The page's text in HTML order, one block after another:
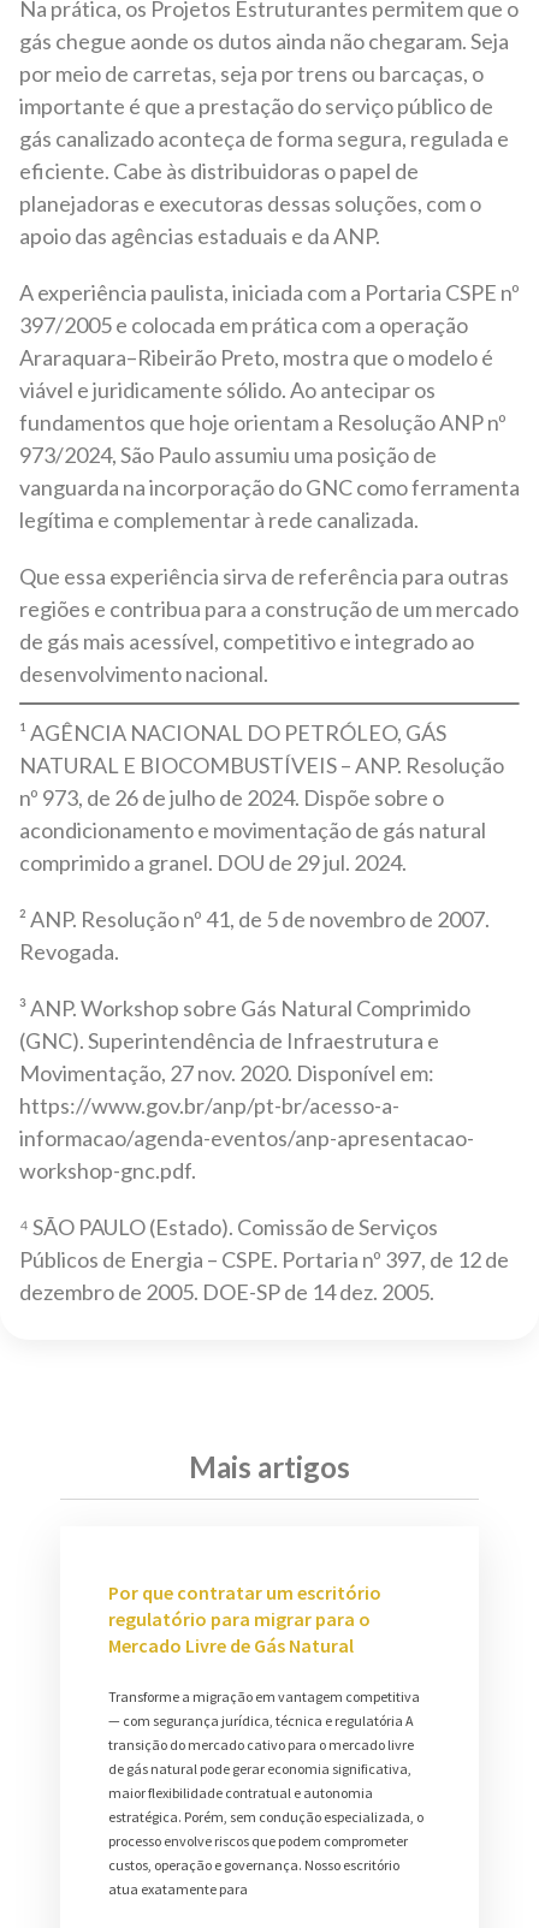
Na prática, os Projetos Estruturantes permitem que o
gás chegue aonde os dutos ainda não chegaram. Seja
por meio de carretas, seja por trens ou barcaças, o
importante é que a prestação do serviço público de
gás canalizado aconteça de forma segura, regulada e
eficiente. Cabe às distribuidoras o papel de
planejadoras e executoras dessas soluções, com o
apoio das agências estaduais e da ANP.
A experiência paulista, iniciada com a Portaria CSPE nº
397/2005 e colocada em prática com a operação
Araraquara–Ribeirão Preto, mostra que o modelo é
viável e juridicamente sólido. Ao antecipar os
fundamentos que hoje orientam a Resolução ANP nº
973/2024, São Paulo assumiu uma posição de
vanguarda na incorporação do GNC como ferramenta
legítima e complementar à rede canalizada.
Que essa experiência sirva de referência para outras
regiões e contribua para a construção de um mercado
de gás mais acessível, competitivo e integrado ao
desenvolvimento nacional.
¹ AGÊNCIA NACIONAL DO PETRÓLEO, GÁS
NATURAL E BIOCOMBUSTÍVEIS – ANP. Resolução
nº 973, de 26 de julho de 2024. Dispõe sobre o
acondicionamento e movimentação de gás natural
comprimido a granel. DOU de 29 jul. 2024.
² ANP. Resolução nº 41, de 5 de novembro de 2007.
Revogada.
³ ANP. Workshop sobre Gás Natural Comprimido
(GNC). Superintendência de Infraestrutura e
Movimentação, 27 nov. 2020. Disponível em:
https://www.gov.br/anp/pt-br/acesso-a-
informacao/agenda-eventos/anp-apresentacao-
workshop-gnc.pdf.
⁴ SÃO PAULO (Estado). Comissão de Serviços
Públicos de Energia – CSPE. Portaria nº 397, de 12 de
dezembro de 2005. DOE-SP de 14 dez. 2005.
Mais artigos
Por que contratar um escritório
regulatório para migrar para o
Mercado Livre de Gás Natural
Transforme a migração em vantagem competitiva
— com segurança jurídica, técnica e regulatória A
transição do mercado cativo para o mercado livre
de gás natural pode gerar economia significativa,
maior flexibilidade contratual e autonomia
estratégica. Porém, sem condução especializada, o
processo envolve riscos que podem comprometer
custos, operação e governança. Nosso escritório
atua exatamente para